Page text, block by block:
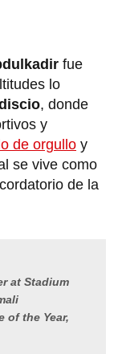
fue
lo
, donde
y
de orgullo y
se vive como
de la
at Stadium
of the Year,